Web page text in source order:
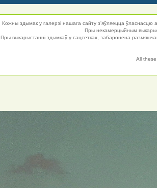
Кожны здымак у галерэі нашага сайту з'яўляецца ўласнасцю
Пры некамерцыйным
Пры выкарыстанні здымкаў у сацсетках, забаронена
All